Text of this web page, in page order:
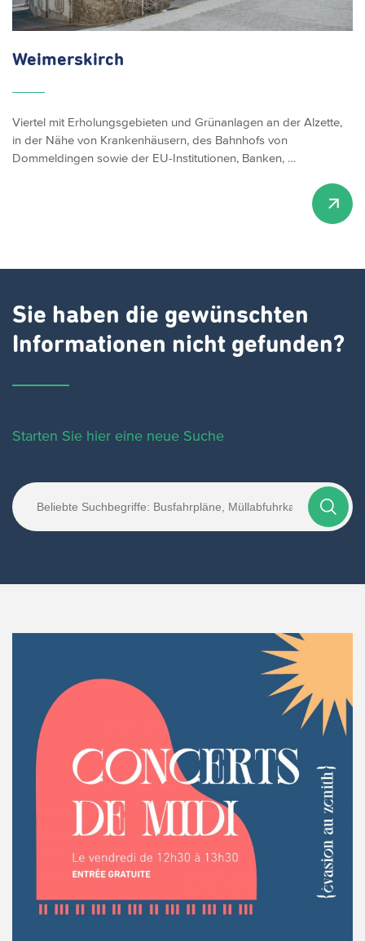
Weimerskirch
Viertel mit Erholungsgebieten und Grünanlagen an der Alzette,
in der Nähe von Krankenhäusern, des Bahnhofs von
Dommeldingen sowie der EU-Institutionen, Banken, …
Sie haben die gewünschten
Informationen nicht gefunden?
Starten Sie hier eine neue Suche